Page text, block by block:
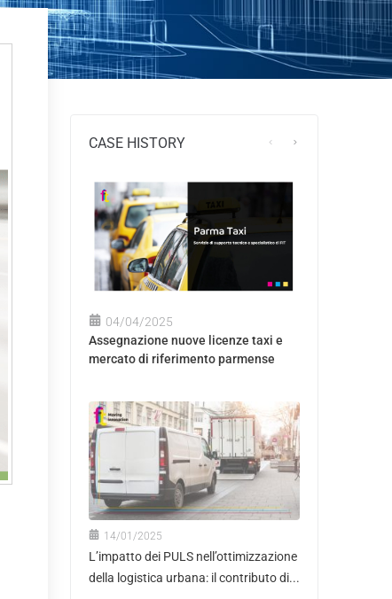
CASE HISTORY
04/04/2025
Assegnazione nuove licenze taxi e
mercato di riferimento parmense
14/01/2025
L’impatto dei PULS nell’ottimizzazione
della logistica urbana: il contributo di...